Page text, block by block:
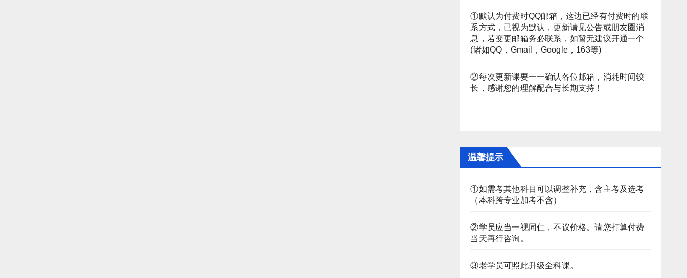
①默认为付费时QQ邮箱，这边已经有付费时的联
系方式，已视为默认，更新请见公告或朋友圈消
息，若变更邮箱务必联系，如暂无建议开通一个
(诸如QQ，Gmail，Google，163等)
②每次更新课要一一确认各位邮箱，消耗时间较
长，感谢您的理解配合与长期支持！
温馨提示
①如需考其他科目可以调整补充，含主考及选考
（本科跨专业加考不含）
②学员应当一视同仁，不议价格。请您打算付费
当天再行咨询。
③老学员可照此升级全科课。